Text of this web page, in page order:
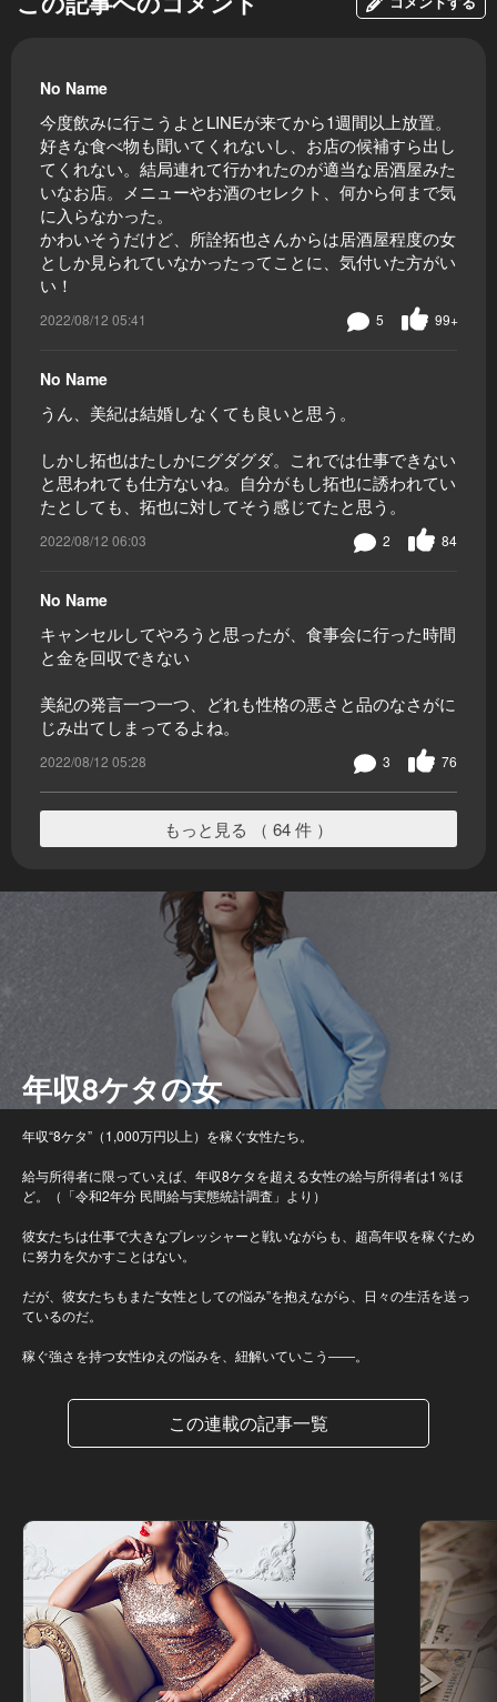
No Name
今度飲みに行こうよとLINEが来てから1週間以上放置。
好きな食べ物も聞いてくれないし、お店の候補すら出し
てくれない。結局連れて行かれたのが適当な居酒屋みた
いなお店。メニューやお酒のセレクト、何から何まで気
に入らなかった。
かわいそうだけど、所詮拓也さんからは居酒屋程度の女
としか見られていなかったってことに、気付いた方がい
い！
2022/08/12 05:41 99+
5
No Name
うん、美紀は結婚しなくても良いと思う。
しかし拓也はたしかにグダグダ。これでは仕事できない
と思われても仕方ないね。自分がもし拓也に誘われてい
たとしても、拓也に対してそう感じてたと思う。
2022/08/12 06:03 84
2
No Name
キャンセルしてやろうと思ったが、食事会に行った時間
と金を回収できない
美紀の発言一つ一つ、どれも性格の悪さと品のなさがに
じみ出てしまってるよね。
2022/08/12 05:28 76
3
もっと見る （ 64 件 ）
年収8ケタの女
年収“8ケタ”（1,000万円以上）を稼ぐ女性たち。
給与所得者に限っていえば、年収8ケタを超える女性の給与所得者は1％ほ
ど。（「令和2年分 民間給与実態統計調査」より）
彼女たちは仕事で大きなプレッシャーと戦いながらも、超高年収を稼ぐため
に努力を欠かすことはない。
だが、彼女たちもまた“女性としての悩み”を抱えながら、日々の生活を送っ
ているのだ。
稼ぐ強さを持つ女性ゆえの悩みを、紐解いていこう――。
この連載の記事一覧